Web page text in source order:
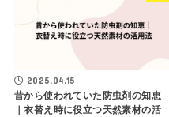
2025.04.15
昔から使われていた防虫剤の知恵
｜衣替え時に役立つ天然素材の活